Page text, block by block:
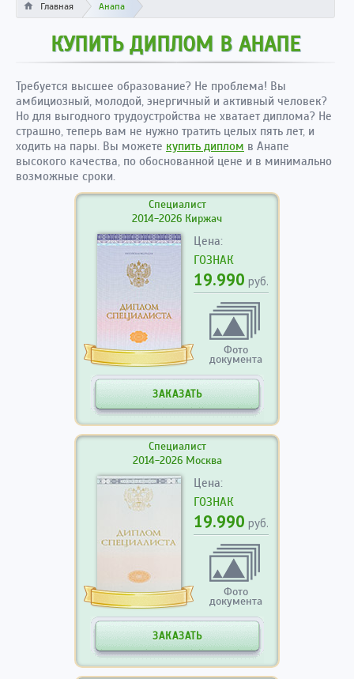
Главная Анапа
КУПИТЬ ДИПЛОМ В АНАПЕ
Требуется высшее образование? Не проблема! Вы
амбициозный, молодой, энергичный и активный человек?
Но для выгодного трудоустройства не хватает диплома? Не
страшно, теперь вам не нужно тратить целых пять лет, и
ходить на пары. Вы можете купить диплом в Анапе
высокого качества, по обоснованной цене и в минимально
возможные сроки.
Специалист
2014-2026 Киржач
Цена:
ГОЗНАК
19.990 руб.
Фото
документа
ЗАКАЗАТЬ
Специалист
2014-2026 Москва
Цена:
ГОЗНАК
19.990 руб.
Фото
документа
ЗАКАЗАТЬ